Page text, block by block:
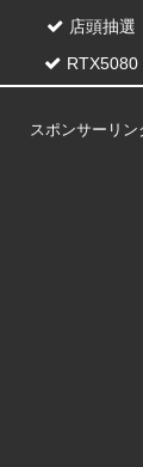
店頭抽選
RTX5080
スポンサーリン